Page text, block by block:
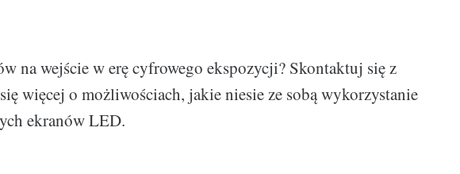
na wejście w erę cyfrowego ekspozycji? Skontaktuj się z
więcej o możliwościach, jakie niesie ze sobą wykorzystanie
ekranów LED.